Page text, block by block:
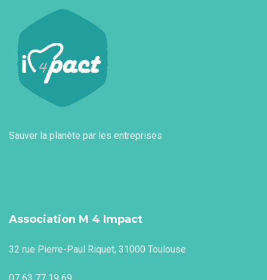
Sauver la planète par les entreprises
Association M 4 Impact
32 rue Pierre-Paul Riquet, 31000 Toulouse
07 63 77 19 69